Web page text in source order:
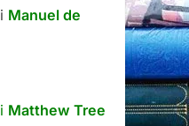
i Manuel de
i Matthew Tree